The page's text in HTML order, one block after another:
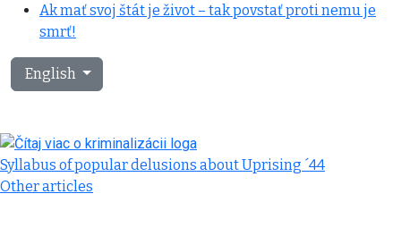
Ak mať svoj štát je život – tak povstať proti nemu je
smrť!
Select your language
English
Syllabus of popular delusions about Uprising ´44
Other articles